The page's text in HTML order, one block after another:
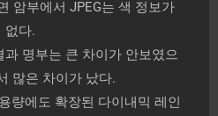
암부에서 JPEG는 색 정보가
없다.
명부는 큰 차이가 안보였으
많은 차이가 났다.
량에도 확장된 다이내믹 레인